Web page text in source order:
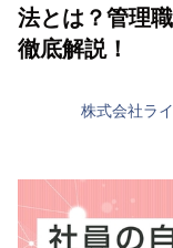
法とは？管理
徹底解説！
株式会社ラ